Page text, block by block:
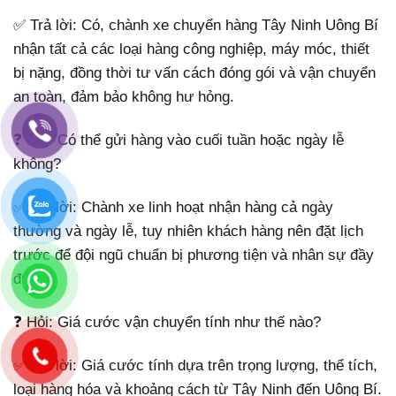
✅ Trả lời: Có, chành xe chuyển hàng Tây Ninh Uông Bí
nhận tất cả các loại hàng công nghiệp, máy móc, thiết
bị nặng, đồng thời tư vấn cách đóng gói và vận chuyển
an toàn, đảm bảo không hư hỏng.
❓ Hỏi: Có thể gửi hàng vào cuối tuần hoặc ngày lễ
không?
✅ Trả lời: Chành xe linh hoạt nhận hàng cả ngày
thường và ngày lễ, tuy nhiên khách hàng nên đặt lịch
trước để đội ngũ chuẩn bị phương tiện và nhân sự đầy
đủ.
❓ Hỏi: Giá cước vận chuyển tính như thế nào?
✅ Trả lời: Giá cước tính dựa trên trọng lượng, thể tích,
loại hàng hóa và khoảng cách từ Tây Ninh đến Uông Bí.